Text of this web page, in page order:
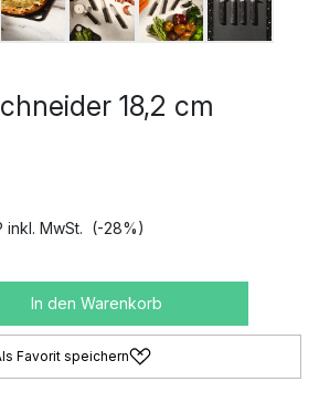
18,2 cm
inkl. MwSt. (-28%)
In den Warenkorb
Favorit speichern